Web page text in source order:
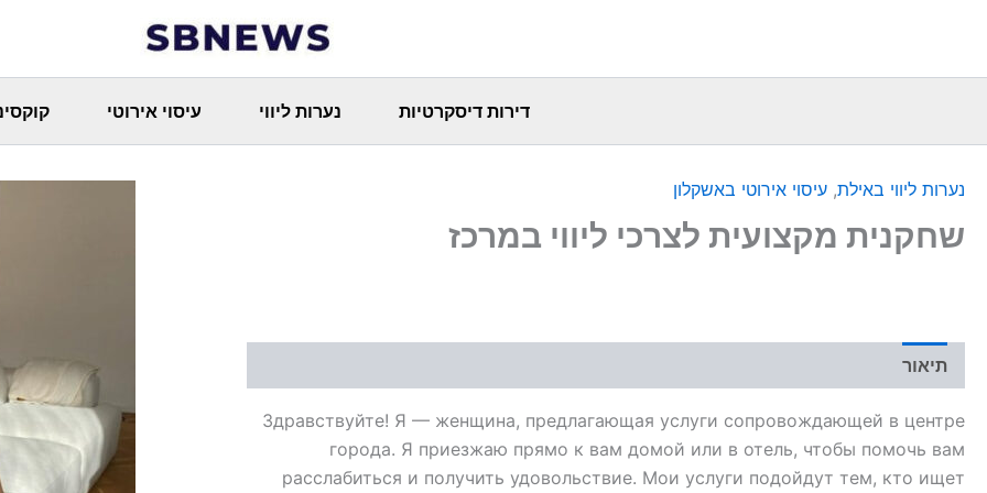
דירות דיסקרטיות
נערות ליווי עיסוי אירוטי
נערות ליווי באילת, עיסוי אירוטי באשקלון
שחקנית מקצועית לצרכי ליווי במרכז
תיאור
Здравствуйте! Я — женщина, предлагающая услуги сопровождающей в центре
города. Я приезжаю прямо к вам домой или в отель, чтобы помочь вам
расслабиться и получить удовольствие. Мои услуги подойдут тем, кто ищет